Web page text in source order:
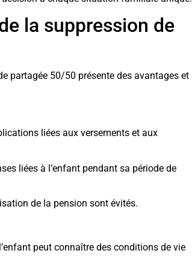
la suppression de
partagée 50/50 présente des avantages et
liées aux versements et aux
liées à l’enfant pendant sa période de
de la pension sont évités.
peut connaître des conditions de vie